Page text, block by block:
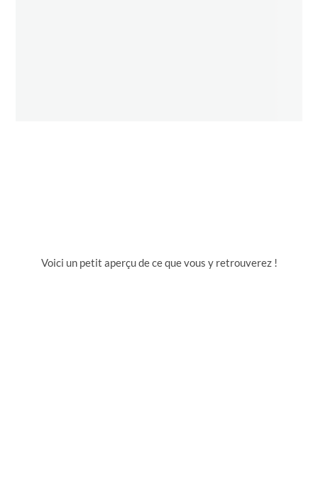
Voici un petit aperçu de ce que vous y retrouverez !